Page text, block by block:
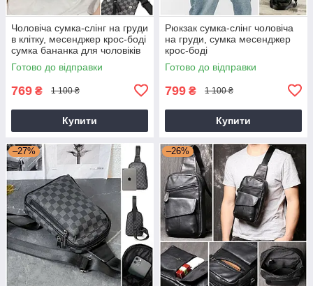
Чоловіча сумка-слінг на груди
в клітку, месенджер крос-боді
сумка бананка для чоловіків
Готово до відправки
769 ₴ 1 100 ₴
Купити
Рюкзак сумка-слінг чоловіча
на груди, сумка месенджер
крос-боді
Готово до відправки
799 ₴ 1 100 ₴
Купити
–27% –26%